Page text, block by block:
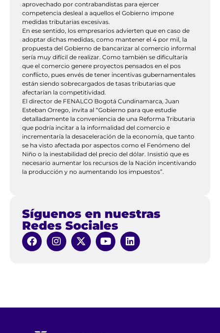
aprovechado por contrabandistas para ejercer
competencia desleal a aquellos el Gobierno impone
medidas tributarias excesivas.
En ese sentido, los empresarios advierten que en caso de
adoptar dichas medidas, como mantener el 4 por mil, la
propuesta del Gobierno de bancarizar al comercio informal
sería muy difícil de realizar. Como también se dificultaría
que el comercio genere proyectos pensados en el pos
conflicto, pues envés de tener incentivas gubernamentales
están siendo sobrecargados de tasas tributarias que
afectarían la competitividad.
El director de FENALCO Bogotá Cundinamarca, Juan
Esteban Orrego, invita al “Gobierno para que estudie
detalladamente la conveniencia de una Reforma Tributaria
que podría incitar a la informalidad del comercio e
incrementaría la desaceleración de la economía, que tanto
se ha visto afectada por aspectos como el Fenómeno del
Niño o la inestabilidad del precio del dólar. Insistió que es
necesario aumentar los recursos de la Nación incentivando
la producción y no aumentando los impuestos”.
Síguenos en nuestras
Redes Sociales